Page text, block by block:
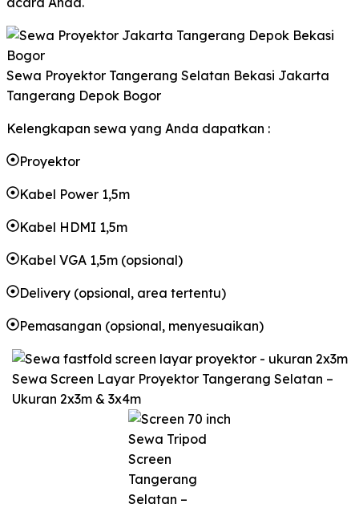
Sewa Proyektor Tangerang Selatan Bekasi Jakarta
Tangerang Depok Bogor
Kelengkapan sewa yang Anda dapatkan :
Proyektor
Kabel Power 1,5m
Kabel HDMI 1,5m
Kabel VGA 1,5m (opsional)
Delivery (opsional, area tertentu)
Pemasangan (opsional, menyesuaikan)
Sewa Screen Layar Proyektor Tangerang Selatan –
Ukuran 2x3m & 3x4m
Sewa Tripod
Screen
Tangerang
Selatan –